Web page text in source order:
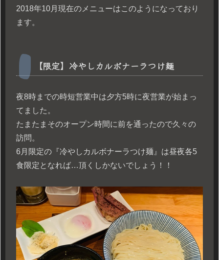
2018年10月現在のメニューはこのようになっており
ます。
【限定】冷やしカルボナーラつけ麺
夜8時までの時短営業中は夕方5時に夜営業が始まっ
てました。
たまたまそのオープン時間に前を通ったので久々の
訪問。
6月限定の『冷やしカルボナーラつけ麺』は昼夜各5
食限定となれば…頂くしかないでしょう！！